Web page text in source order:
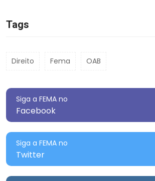
Tags
Direito Fema OAB
Siga a FEMA no
Facebook
Siga a FEMA no
Twitter